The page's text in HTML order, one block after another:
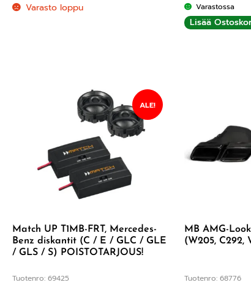
Varasto loppu Varastossa
Lisää
Match UP T1MB-FRT, Mercedes-
Benz diskantit (C / E / GLC / GLE
/ GLS / S) POISTOTARJOUS!
Tuotenro: 69425
ALE!
MB AMG-
(W205, C292,
Tuotenro: 68776